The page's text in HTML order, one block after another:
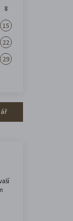
8
15
22
29